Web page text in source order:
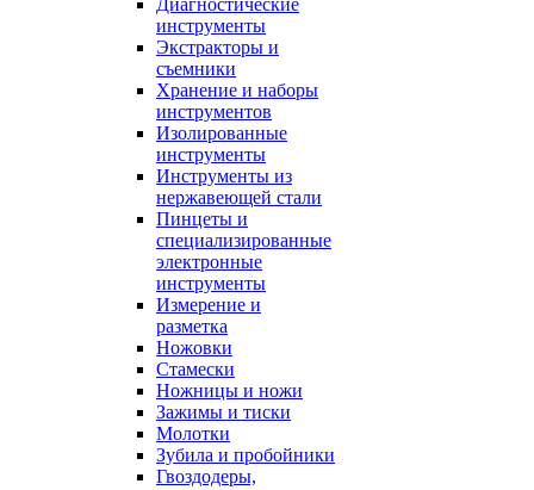
Диагностические
инструменты
Экстракторы и
съемники
Хранение и наборы
инструментов
Изолированные
инструменты
Инструменты из
нержавеющей стали
Пинцеты и
специализированные
электронные
инструменты
Измерение и
разметка
Ножовки
Стамески
Ножницы и ножи
Зажимы и тиски
Молотки
Зубила и пробойники
Гвоздодеры,